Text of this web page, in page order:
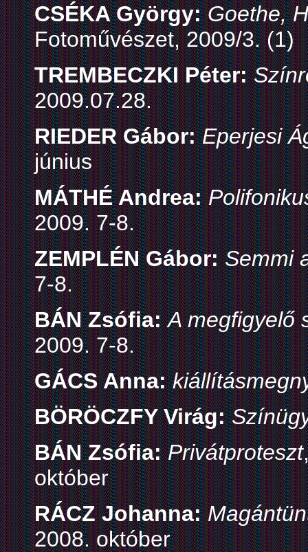
CSÉKA György: Goethe,
Fotoművészet, 2009/3. (1)
TREMBECZKI Péter:
2009.07.28.
RIEDER Gábor: Eperjesi
június
MÁTHÉ Andrea:
2009. 7-8.
ZEMPLÉN Gábor:Semmi
7-8.
BÁN Zsófia: A megfigyelő
2009. 7-8.
GÁCS Anna:
BÖRÖCZFY Virág:
BÁN Zsófia: Privátproteszt
október
RÁCZ Johanna:
2008. október